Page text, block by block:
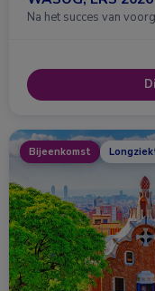
Na het succes van
Bijeenkomst